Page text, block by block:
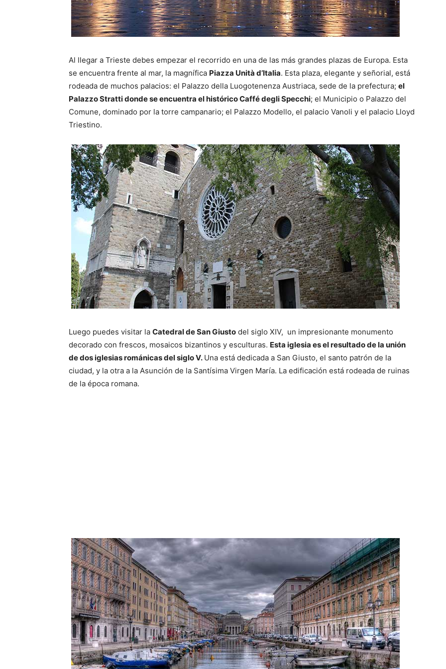
Al llegar a Trieste debes empezar el recorrido en una de las más grandes plazas de Europa. Esta
se encuentra frente al mar, la magnífica Piazza Unità d’Italia. Esta plaza, elegante y señorial, está
rodeada de muchos palacios: el Palazzo della Luogotenenza Austriaca, sede de la prefectura; el
Palazzo Stratti donde se encuentra el histórico Caffé degli Specchi; el Municipio o Palazzo del
Comune, dominado por la torre campanario; el Palazzo Modello, el palacio Vanoli y el palacio Lloyd
Triestino.
Luego puedes visitar la Catedral de San Giusto del siglo XIV, un impresionante monumento
decorado con frescos, mosaicos bizantinos y esculturas. Esta iglesia es el resultado de la unión
de dos iglesias románicas del siglo V. Una está dedicada a San Giusto, el santo patrón de la
ciudad, y la otra a la Asunción de la Santísima Virgen María. La edificación está rodeada de ruinas
de la época romana.